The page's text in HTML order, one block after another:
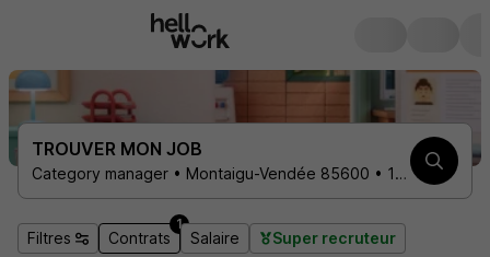
TROUVER MON JOB
Category manager • Montaigu-Vendée 85600 • 1 contrat
Filtres Contrats
1
Salaire Super recruteur